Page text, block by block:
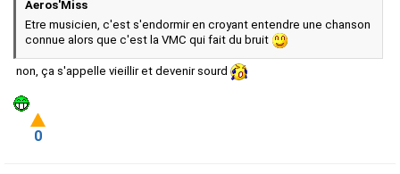
Aeros'Miss
Etre musicien, c'est s'endormir en croyant entendre une chanson
connue alors que c'est la VMC qui fait du bruit
non, ça s'appelle vieillir et devenir sourd
0